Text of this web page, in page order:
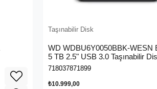
Taşınabilir Disk
WD WDBU6Y0050BBK-WESN
5 TB 2.5" USB 3.0 Taşınabilir
718037871899
₺10.999,00